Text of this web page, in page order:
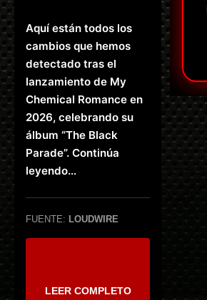
Aquí están todos los
cambios que hemos
detectado tras el
lanzamiento de My
Chemical Romance en
2026, celebrando su
álbum “The Black
Parade”. Continúa
leyendo…
FUENTE: LOUDWIRE
LEER COMPLETO